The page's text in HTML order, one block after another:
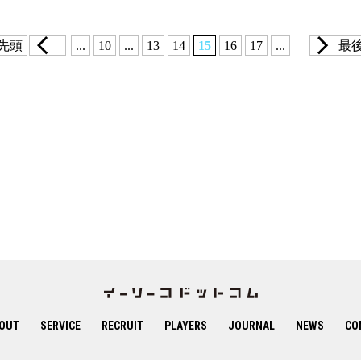
頭 ... 10 ... 13 14 15 16 17 ... 最
SERVICE RECRUIT PLAYERS JOURNAL NEWS